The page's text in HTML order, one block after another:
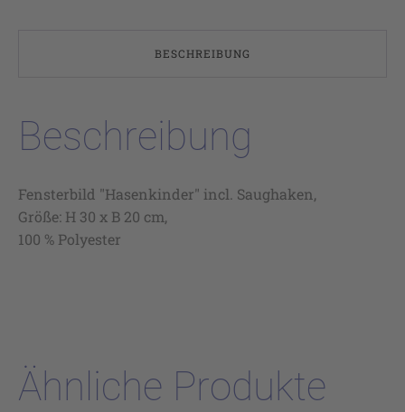
BESCHREIBUNG
Beschreibung
Fensterbild "Hasenkinder" incl. Saughaken,
Größe: H 30 x B 20 cm,
100 % Polyester
Ähnliche Produkte